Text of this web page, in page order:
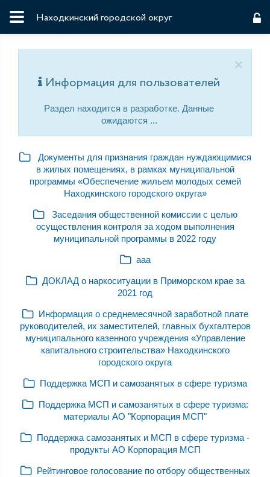
Находкинский городской округ
×
Информация для пользователей
Раздел находится в разработке. Данные
ожидаются ...
Документы для признания граждан нуждающимися
в жилых помещениях, в рамках муниципальной
программы «Обеспечение жильем молодых семей
Находкинского городского округа»
Заседания общественной комиссии с целью
осуществления контроля за ходом выполнения
муниципальной программы в 2022 году
ааа
ДОКЛАД о наркоситуации в Приморском крае за
2021 год
Информация о среднемесячной заработной плате
руководителей, их заместителей, главных бухгалтеров
муниципального казенного учреждения «Управление
капитального строительства» Находкинского
городского округа
Поддержка МСП и самозанятых в сфере туризма
Поддержка МСП и самозанятых в сфере туризма:
материалы АО "Корпорация МСП"
Поддержка самозанятых и МСП в сфере туризма -
продукты АО Корпорация МСП
Рейтинговое голосование по отбору общественных